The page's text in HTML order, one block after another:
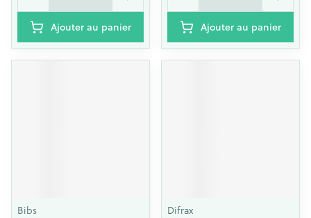
Ajouter au panier Ajouter au panier
Bibs Difrax